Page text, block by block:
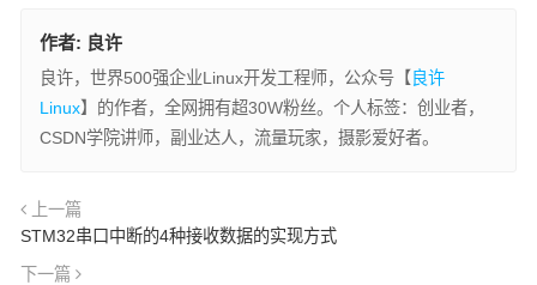
作者: 良许
良许，世界500强企业Linux开发工程师，公众号【 良许
Linux】的作者，全网拥有超30W粉丝。个人标签：创业者，
CSDN学院讲师，副业达人，流量玩家，摄影爱好者。
上一篇
STM32串口中断的4种接收数据的实现方式
下一篇